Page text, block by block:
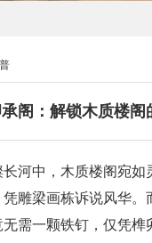
阁：解锁木质楼阁
河中，木质楼阁宛如
雕梁画栋诉说风华。
需一颗铁钉，仅凭榫